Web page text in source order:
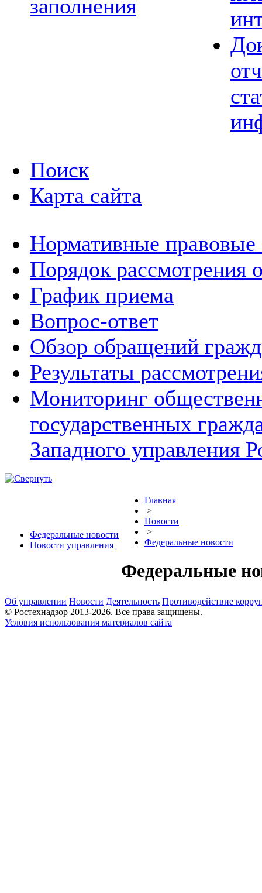
заполнения
Поиск
Карта сайта
Нормативные правовые
Порядок рассмотрения
График приема
Вопрос-ответ
Обзор обращений
Результаты
Мониторинг
государственных
Западного управления
Федеральные новости
Новости управления
Главная
>
Новости
>
Федеральные новости
Федеральные
Об управлении Новости Деятельность Противодействие
© Ростехнадзор 2013-2026. Все права защищены.
Условия использования материалов сайта